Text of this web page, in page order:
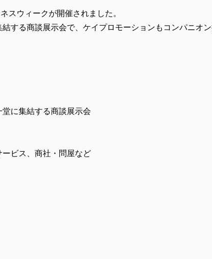
スウィークが開催されました。
する商談展示会で、ケイプロモーションもコンパニオ
に集結する商談展示会
ビス、商社・問屋など